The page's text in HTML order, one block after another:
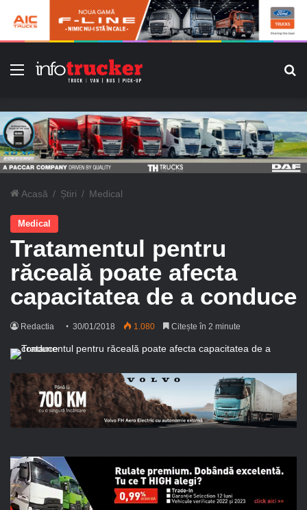
Meniu
Acasă / Știri / Medical
Medical
Tratamentul pentru
răceală poate afecta
capacitatea de a conduce
Redactia 30/01/2018 1.080 Citește în 2 minute